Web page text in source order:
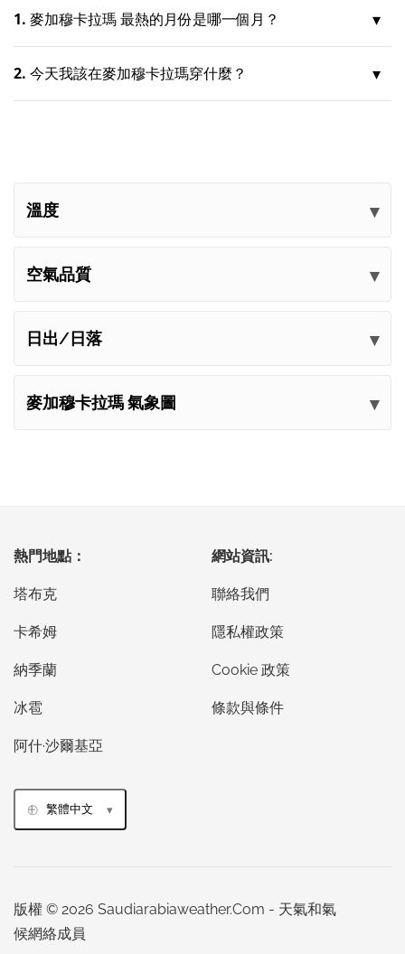
1. 麥加穆卡拉瑪 最熱的月份是哪一個月？
2. 今天我該在麥加穆卡拉瑪穿什麼？
溫度
空氣品質
日出/日落
麥加穆卡拉瑪 氣象圖
熱門地點：
塔布克
卡希姆
納季蘭
冰雹
阿什·沙爾基亞
網站資訊:
聯絡我們
隱私權政策
Cookie 政策
條款與條件
繁體中文
版權 © 2026 Saudiarabiaweather.Com - 天氣和氣
候網絡成員